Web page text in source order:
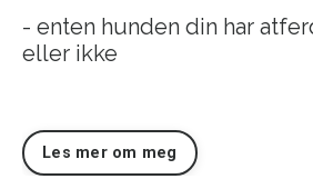
- enten hunden din har
eller ikke
Les mer om meg